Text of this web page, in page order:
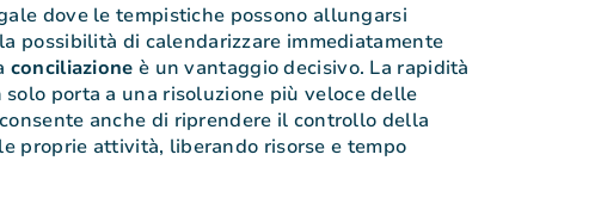
dove le tempistiche possono allungarsi
possibilità di calendarizzare immediatamente
conciliazione è un vantaggio decisivo. La rapidità
solo porta a una risoluzione più veloce delle
anche di riprendere il controllo della
proprie attività, liberando risorse e tempo